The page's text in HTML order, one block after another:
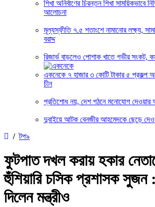
শিখা অনির্বাণের চিরন্তন শিখা সাময়িকভাবে
আলোচনা
মূল্যস্ফীতি ৭.৫ শতাংশে নামানোর লক্ষ্য,
বরাদ্দ
রিজার্ভ বাড়লেও পোশাক খাতে গভীর সংকট,
একনেকে ৭ হাজার ৩ কোটি টাকার ৫ প্রকল্প
চীন
প্রতিশোধ নয়, দেশ গঠনে মনোযোগ দেওয়ার
দুবাইয়ে আটক বেনজীর আহমেদকে ছেড়ে
/টপ৯
ফুটপাত দখল করায় হকার
হুঁশিয়ারি চসিক প্রশাসক সুজন
দিলেন মন্ত্রীও